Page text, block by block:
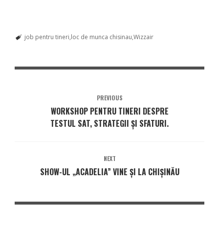
job pentru tineri loc de munca chisinau Wizzair
PREVIOUS
WORKSHOP PENTRU TINERI DESPRE
TESTUL SAT, STRATEGII ȘI SFATURI.
NEXT
SHOW-UL „ACADELIA” VINE ȘI LA CHIȘINĂU